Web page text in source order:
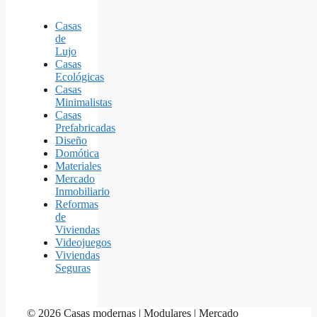
Casas
de
Lujo
Casas
Ecológicas
Casas
Minimalistas
Casas
Prefabricadas
Diseño
Domótica
Materiales
Mercado
Inmobiliario
Reformas
de
Viviendas
Videojuegos
Viviendas
Seguras
© 2026 Casas modernas | Modulares | Mercado